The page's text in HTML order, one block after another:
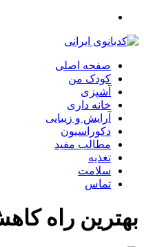
صفحه اصلی
کودک من
آشپزی
خانه داری
آرایش و زیبایی
دکوراسیون
مطالب مفید
تغذیه
سلامت
تماس
بهترین راه